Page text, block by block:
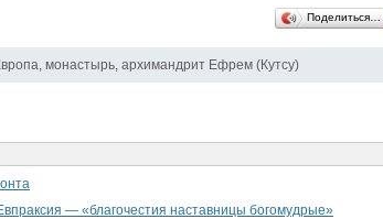
Поделиться…
, монастырь, архимандрит Ефрем (Кутсу)
— «благочестия наставницы богомудрые»